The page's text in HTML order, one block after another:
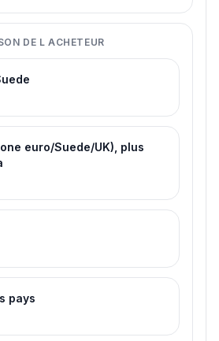
DE L ACHETEUR
euro/Suede/UK), plus
pays